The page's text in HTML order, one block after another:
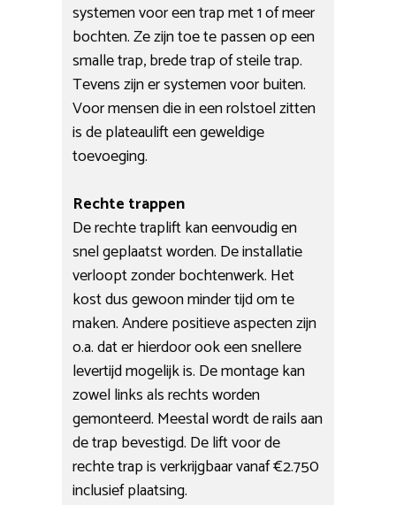
systemen voor een trap met 1 of meer
bochten. Ze zijn toe te passen op een
smalle trap, brede trap of steile trap.
Tevens zijn er systemen voor buiten.
Voor mensen die in een rolstoel zitten
is de plateaulift een geweldige
toevoeging.
Rechte trappen
De rechte traplift kan eenvoudig en
snel geplaatst worden. De installatie
verloopt zonder bochtenwerk. Het
kost dus gewoon minder tijd om te
maken. Andere positieve aspecten zijn
o.a. dat er hierdoor ook een snellere
levertijd mogelijk is. De montage kan
zowel links als rechts worden
gemonteerd. Meestal wordt de rails aan
de trap bevestigd. De lift voor de
rechte trap is verkrijgbaar vanaf €2.750
inclusief plaatsing.